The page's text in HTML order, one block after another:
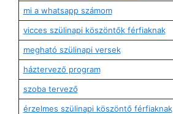
mi a whatsapp számom
vicces szülinapi köszöntők férfiaknak
megható szülinapi versek
háztervező program
szoba tervező
érzelmes szülinapi köszöntő férfiaknak